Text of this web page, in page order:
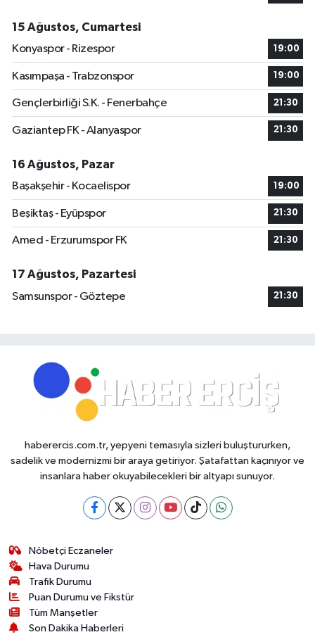
15 Ağustos, Cumartesi
Konyaspor - Rizespor
19:00
Kasımpaşa - Trabzonspor 19:00
Gençlerbirliği S.K. - Fenerbahçe 21:30
Gaziantep FK - Alanyaspor 21:30
16 Ağustos, Pazar
Başakşehir - Kocaelispor
19:00
Beşiktaş - Eyüpspor 21:30
Amed - Erzurumspor FK 21:30
17 Ağustos, Pazartesi
Samsunspor - Göztepe
21:30
haberercis.com.tr, yepyeni temasıyla sizleri buluştururken,
sadelik ve modernizmi bir araya getiriyor. Şatafattan kaçınıyor ve
insanlara haber okuyabilecekleri bir altyapı sunuyor.
Nöbetçi Eczaneler
Hava Durumu
Trafik Durumu
Puan Durumu ve Fikstür
Tüm Manşetler
Son Dakika Haberleri